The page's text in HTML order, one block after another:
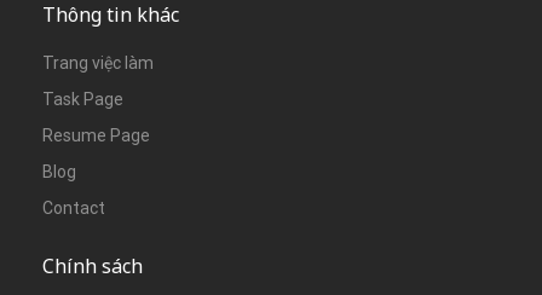
Thông tin khác
Trang việc làm
Task Page
Resume Page
Blog
Contact
Chính sách